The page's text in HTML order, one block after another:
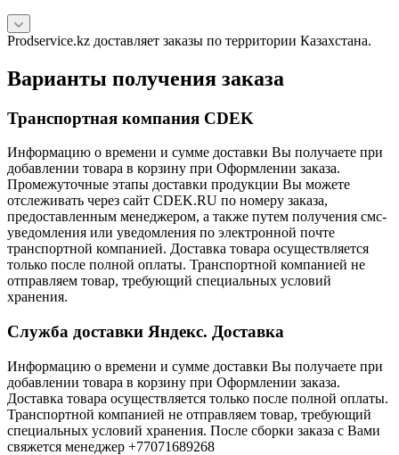
Prodservice.kz доставляет заказы по территории Казахстана.
Варианты получения заказа
Транспортная компания CDEK
Информацию о времени и сумме доставки Вы получаете при
добавлении товара в корзину при Оформлении заказа.
Промежуточные этапы доставки продукции Вы можете
отслеживать через сайт CDEK.RU по номеру заказа,
предоставленным менеджером, а также путем получения смс-
уведомления или уведомления по электронной почте
транспортной компанией. Доставка товара осуществляется
только после полной оплаты. Транспортной компанией не
отправляем товар, требующий специальных условий
хранения.
Служба доставки Яндекс. Доставка
Информацию о времени и сумме доставки Вы получаете при
добавлении товара в корзину при Оформлении заказа.
Доставка товара осуществляется только после полной оплаты.
Транспортной компанией не отправляем товар, требующий
специальных условий хранения. После сборки заказа с Вами
свяжется менеджер +77071689268